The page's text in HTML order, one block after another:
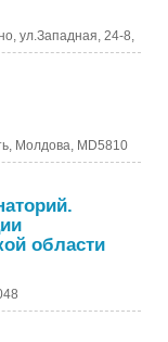
ул.Западная, 24-8,
Молдова, MD5810
области